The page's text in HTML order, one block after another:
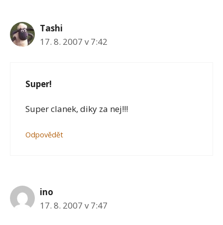
Tashi
17. 8. 2007 v 7:42
Super!
Super clanek, diky za nej!!!
Odpovědět
ino
17. 8. 2007 v 7:47